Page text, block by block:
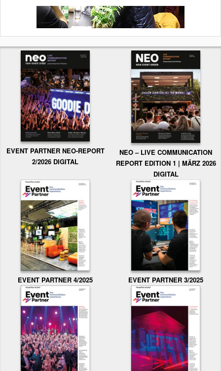
EVENT PARTNER NEO-REPORT
2/2026 DIGITAL
NEO – LIVE COMMUNICATION
REPORT EDITION 1 | MÄRZ 2026
DIGITAL
EVENT PARTNER 4/2025 EVENT PARTNER 3/2025